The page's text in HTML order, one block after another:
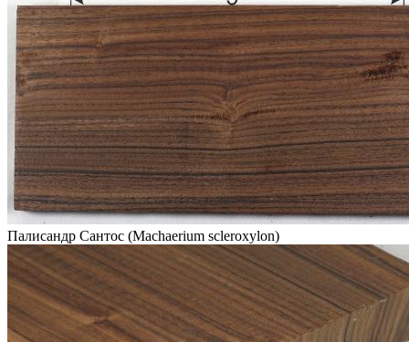
Палисандр Сантос (Machaerium scleroxylon)